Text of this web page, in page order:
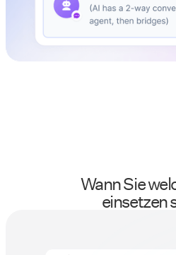
Wann Sie
einsetzen